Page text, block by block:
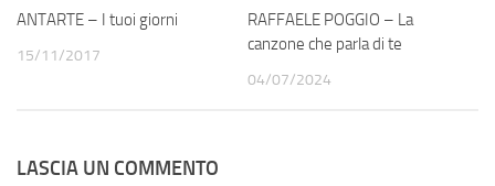
ANTARTE – I tuoi giorni
15/11/2017
RAFFAELE POGGIO – La
canzone che parla di te
04/07/2024
LASCIA UN COMMENTO